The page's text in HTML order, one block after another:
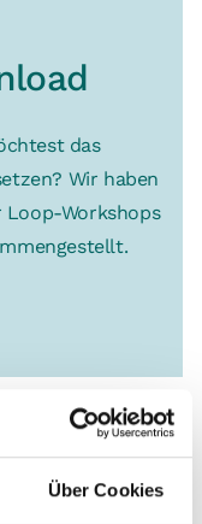
Über Cookies
das
Wir haben
Loop-Workshops
oder